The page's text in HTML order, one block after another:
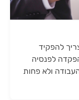
להפקיד
8.33%? חובת ההפקדה לפנסיה
ולא פחות